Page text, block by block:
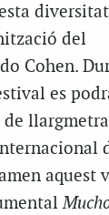
diversitat
del
Cohen.
es
aquest